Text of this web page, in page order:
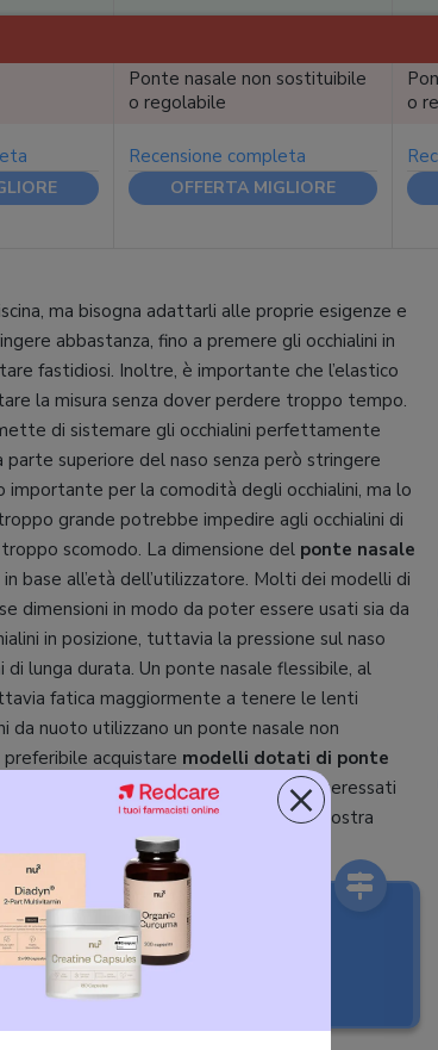
Ponte nasale non sostituibile
o regolabile
o
Recensione completa
OFFERTA MIGLIORE
ma bisogna adattarli alle proprie esigenze e
abbastanza, fino a premere gli occhialini in
fastidiosi. Inoltre, è importante che l’elastico
la misura senza dover perdere troppo tempo.
di sistemare gli occhialini perfettamente
superiore del naso senza però stringere
per la comodità degli occhialini, ma lo
grande potrebbe impedire agli occhialini di
scomodo. La dimensione del ponte nasale
base all’età dell’utilizzatore. Molti dei modelli di
dimensioni in modo da poter essere usati sia da
in posizione, tuttavia la pressione sul naso
lunga durata. Un ponte nasale flessibile, al
fatica maggiormente a tenere le lenti
da nuoto utilizzano un ponte nasale non
acquistare modelli dotati di ponte
del proprio naso. Se siete interessati
sott’acqua, date uno sguardo alla nostra
×